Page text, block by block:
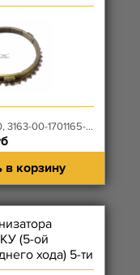
00-1701165-00
в корзину
(5-ой
хода) 5-ти